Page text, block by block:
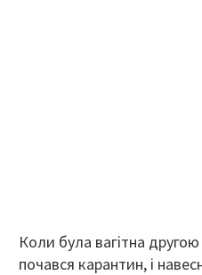
Коли була вагітна
почався карантин, і